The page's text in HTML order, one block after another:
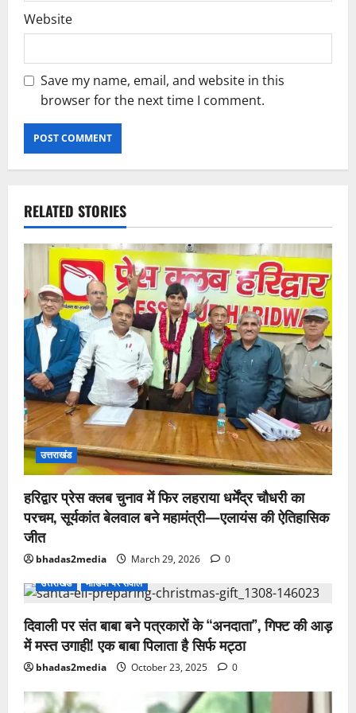
Website
Save my name, email, and website in this
browser for the next time I comment.
RELATED STORIES
उत्तराखंड
हरिद्वार प्रेस क्लब चुनाव में फिर लहराया धर्मेंद्र चौधरी का
परचम, सूर्यकांत बेलवाल बने महामंत्री—एलायंस की ऐतिहासिक
जीत
bhadas2media March 29, 2026
0
उत्तराखंड
मीडिया पर सवाल
दिवाली पर संत बाबा बने पत्रकारों के “अनदाता”, गिफ्ट की आड़
में मस्त उगाही! एक बाबा पिलाता है सिर्फ मट्ठा
bhadas2media October 23, 2025 0